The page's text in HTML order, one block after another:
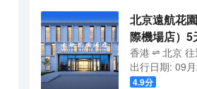
北京遠航花
際機場店）5
香港 北京 往
出行日期: 09
4.9分